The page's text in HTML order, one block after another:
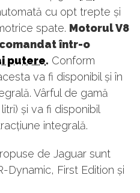
cu opt trepte și
spate. Motorul V8
într-o
putere. Conform
va fi disponibil și în
Vârful de gamă
și va fi disponibil
integrală.
de Jaguar sunt
Dynamic, First Edition și